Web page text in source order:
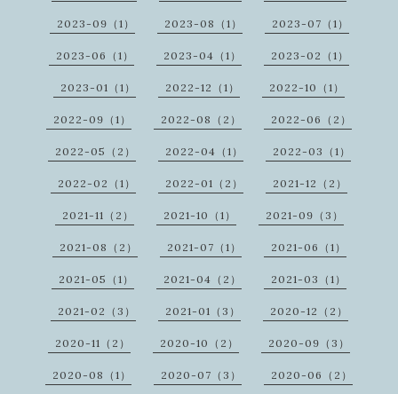
2023-09（1） 2023-08（1） 2023-07（1）
2023-06（1） 2023-04（1） 2023-02（1）
2023-01（1） 2022-12（1） 2022-10（1）
2022-09（1） 2022-08（2） 2022-06（2）
2022-05（2） 2022-04（1） 2022-03（1）
2022-02（1） 2022-01（2） 2021-12（2）
2021-11（2） 2021-10（1） 2021-09（3）
2021-08（2） 2021-07（1） 2021-06（1）
2021-05（1） 2021-04（2） 2021-03（1）
2021-02（3） 2021-01（3） 2020-12（2）
2020-11（2） 2020-10（2） 2020-09（3）
2020-08（1） 2020-07（3） 2020-06（2）